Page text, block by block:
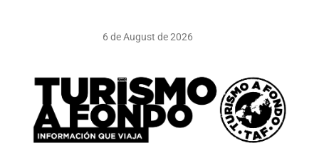
6 de August de 2026